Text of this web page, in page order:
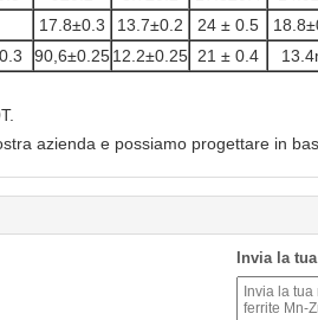
17.8±0.3 13.7±0.2 24 ± 0.5
90,6±0.2512.2±0.25 21 ± 0.4
azienda e possiamo progettare in
Invia la